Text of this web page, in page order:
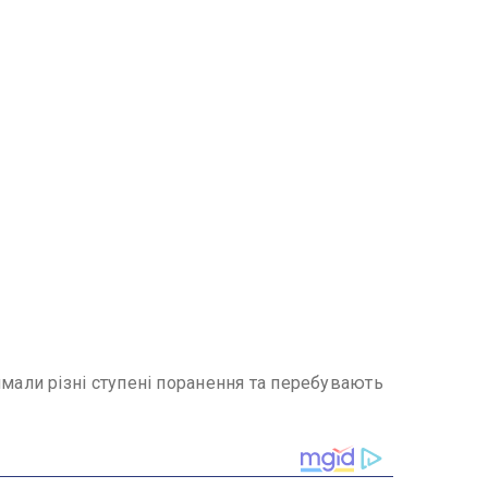
різні ступені поранення та перебувають